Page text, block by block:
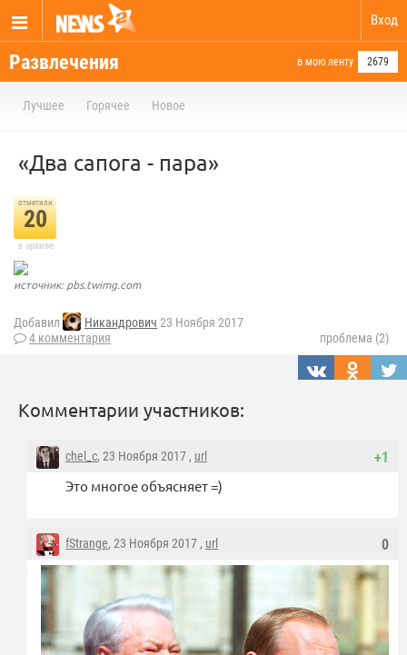
Вход
Развлечения в мою ленту 2679
Лучшее Горячее Новое
«Два сапога - пара»
отметили
20
в архиве
источник: pbs.twimg.com
Добавил Никандрович 23 Ноября 2017
4 комментария
проблема (2)
Комментарии участников:
+1
chel_c, 23 Ноября 2017 , url
Это многое объясняет =)
0
fStrange, 23 Ноября 2017 , url